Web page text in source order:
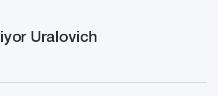
Uralovich